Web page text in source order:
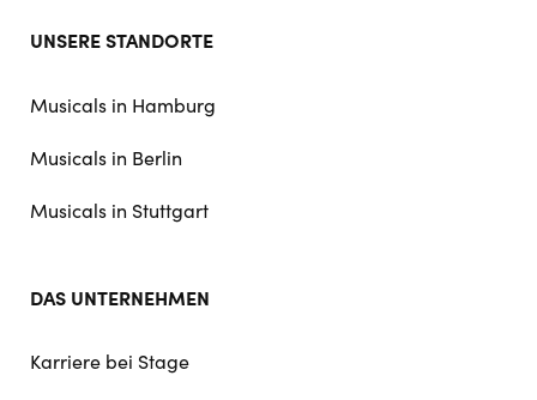
UNSERE STANDORTE
Musicals in Hamburg
Musicals in Berlin
Musicals in Stuttgart
DAS UNTERNEHMEN
Karriere bei Stage